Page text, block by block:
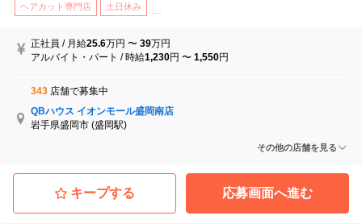
ヘアカット専門店 土日休み
正社員 / 月給25.6万円 〜39万円
アルバイト・パート /時給1,230円 〜1,550円
343 店舗で募集中
QBハウス イオンモール盛岡南店
岩手県盛岡市 (盛岡駅)
QBハウス イオンモール名取店
宮城県名取市
(杜せきのした駅 徒歩 3分)
QBハウス イオンタウン弘前樋の口店
青森県弘前市 (弘高下駅)
その他の店舗を見る
キープする 応募画面へ進む